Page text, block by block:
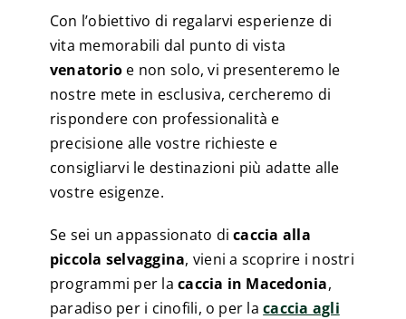
Con l’obiettivo di regalarvi esperienze di
vita memorabili dal punto di vista
venatorio e non solo, vi presenteremo le
nostre mete in esclusiva, cercheremo di
rispondere con professionalità e
precisione alle vostre richieste e
consigliarvi le destinazioni più adatte alle
vostre esigenze.
Se sei un appassionato dicaccia alla
piccola selvaggina, vieni a scoprire i nostri
programmi per lacaccia in Macedonia,
paradiso per i cinofili, o per lacaccia agli